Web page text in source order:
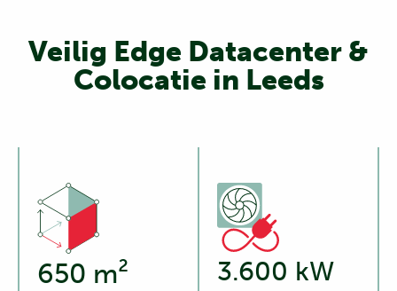
Veilig Edge Datacenter &
Colocatie in Leeds
650 m² 3.600 kW